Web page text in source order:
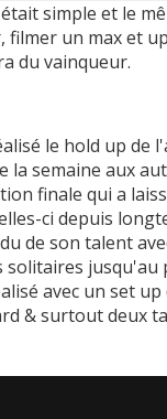
simple et le
filmer un max et
du vainqueur.
le hold up de
semaine aux
finale qui a
ci depuis
de son talent
jusqu'au
avec un set
& surtout deux